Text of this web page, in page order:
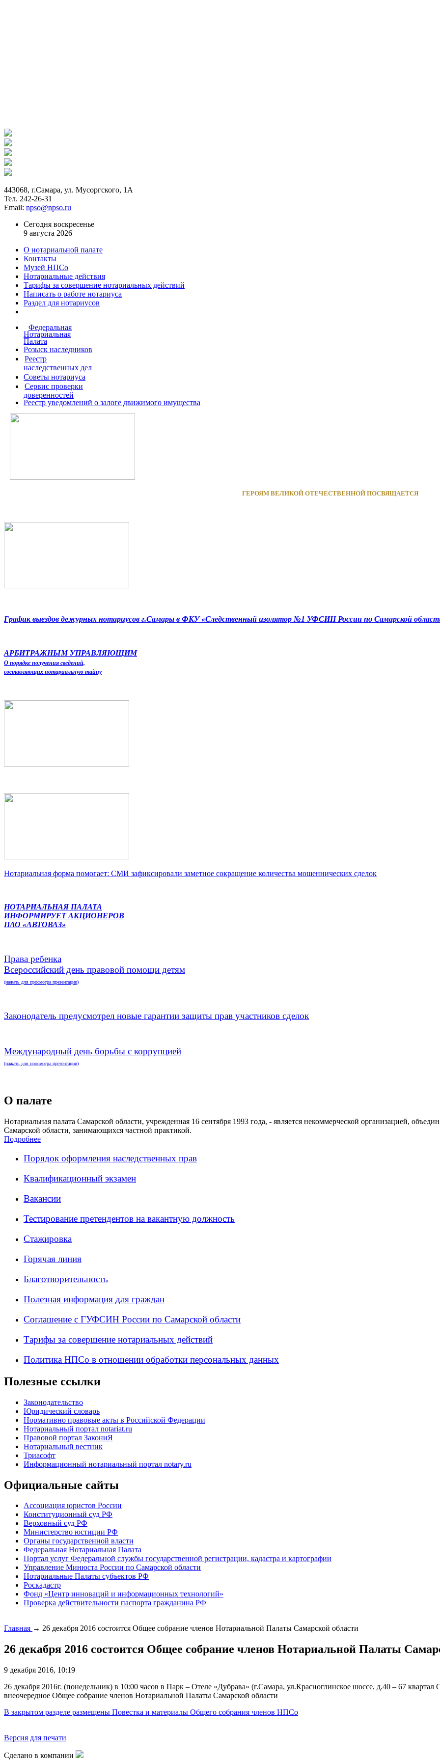
443068, г.Самара, ул. Мусоргского, 1А
Тел. 242-26-31
Email: npso@npso.ru
Сегодня воскресенье
9 августа 2026
О нотариальной палате
Контакты
Музей НПСо
Нотариальные действия
Тарифы за совершение нотариальных действий
Написать о работе нотариуса
Раздел для нотариусов
Федеральная
Нотариальная
Палата
Розыск наследников
Реестр
наследственных дел
Советы нотариуса
Сервис проверки
доверенностей
Реестр уведомлений о залоге движимого имущества
ГЕРОЯМ ВЕЛИКОЙ ОТЕЧЕСТВЕННОЙ ПОСВЯЩАЕТСЯ
График выездов дежурных нотариусов г.Самары в ФКУ «Следственный изолятор №1 УФСИН России по Самарской
АРБИТРАЖНЫМ УПРАВЛЯЮЩИМ
О порядке получения сведений,
составляющих нотариальную тайну
Нотариальная форма помогает: СМИ зафиксировали заметное сокращение количества мошеннических сделок
НОТАРИАЛЬНАЯ ПАЛАТА
ИНФОРМИРУЕТ АКЦИОНЕРОВ
ПАО «АВТОВАЗ»
Права ребенка
Всероссийский день правовой помощи детям
(нажать для просмотра презентации)
Законодатель предусмотрел новые гарантии защиты прав участников сделок
Международный день борьбы с коррупцией
(нажать для просмотра презентации)
О палате
Нотариальная палата Самарской области, учрежденная 16 сентября 1993 года, - является некоммерческой организацией,
Самарской области, занимающихся частной практикой.
Подробнее
Порядок оформления наследственных прав
Квалификационный экзамен
Вакансии
Тестирование претендентов на вакантную должность
Стажировка
Горячая линия
Благотворительность
Полезная информация для граждан
Соглашение с ГУФСИН России по Самарской области
Тарифы за совершение нотариальных действий
Политика НПСо в отношении обработки персональных данных
Полезные ссылки
Законодательство
Юридический словарь
Нормативно правовые акты в Российской Федерации
Нотариальный портал notariat.ru
Правовой портал ЗакониЯ
Нотариальный вестник
Триасофт
Информационный нотариальный портал notary.ru
Официальные сайты
Ассоциация юристов России
Конституционный суд РФ
Верховный суд РФ
Министерство юстиции РФ
Органы государственной власти
Федеральная Нотариальная Палата
Портал услуг Федеральной службы государственной регистрации, кадастра и картографии
Управление Минюста России по Самарской области
Нотариальные Палаты субъектов РФ
Роскадастр
Фонд «Центр инноваций и информационных технологий»
Проверка действительности паспорта гражданина РФ
Главная → 26 декабря 2016 состоится Общее собрание членов Нотариальной Палаты Самарской области
26 декабря 2016 состоится Общее собрание членов Нотариальной Палаты
9 декабря 2016, 10:19
26 декабря 2016г. (понедельник) в 10:00 часов в Парк – Отеле «Дубрава» (г.Самара, ул.Красноглинское шоссе, д.40 – 67 квартал
внеочередное Общее собрание членов Нотариальной Палаты Самарской области
В закрытом разделе размещены Повестка и материалы Общего собрания членов НПСо
Версия для печати
Сделано в компании